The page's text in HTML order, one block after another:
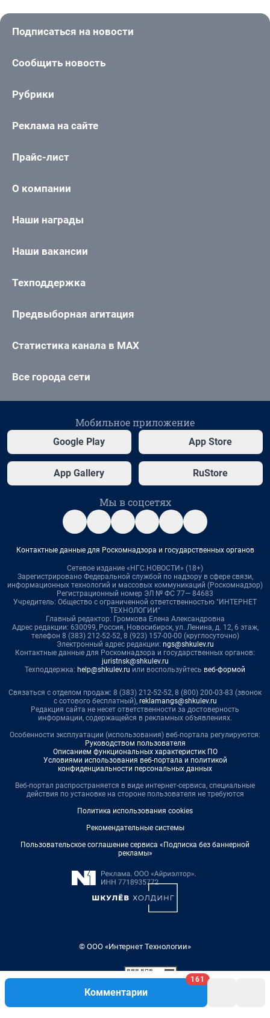
Комментарии
161
Подписаться на новости
Сообщить новость
Рубрики
Реклама на сайте
Прайс-лист
О компании
Наши награды
Наши вакансии
Техподдержка
Предвыборная агитация
Статистика канала в MAX
Все города сети
Мобильное приложение
Google Play App Store
App Gallery RuStore
Мы в соцсетях
Контактные данные для Роскомнадзора и государственных органов
Сетевое издание «НГС.НОВОСТИ» (18+)
Зарегистрировано Федеральной службой по надзору в сфере связи,
информационных технологий и массовых коммуникаций (Роскомнадзор)
Регистрационный номер ЭЛ № ФС 77— 84683
Учредитель: Общество с ограниченной ответственностью "ИНТЕРНЕТ
ТЕХНОЛОГИИ"
Главный редактор: Громкова Елена Александровна
Адрес редакции: 630099, Россия, Новосибирск, ул. Ленина, д. 12, 6 этаж,
телефон 8 (383) 212-52-52, 8 (923) 157-00-00 (круглосуточно)
Электронный адрес редакции: ngs@shkulev.ru
Контактные данные для Роскомнадзора и государственных органов:
juristnsk@shkulev.ru
Техподдержка: help@shkulev.ru или воспользуйтесь веб-формой
Связаться с отделом продаж: 8 (383) 212-52-52, 8 (800) 200-03-83 (звонок
с сотового бесплатный), reklamangs@shkulev.ru
Редакция сайта не несет ответственности за достоверность
информации, содержащейся в рекламных объявлениях.
Особенности эксплуатации (использования) веб-портала регулируются:
Руководством пользователя
Описанием функциональных характеристик ПО
Условиями использования веб-портала и политикой
конфиденциальности персональных данных
Веб-портал распространяется в виде интернет-сервиса, специальные
действия по установке на стороне пользователя не требуются
Политика использования cookies
Рекомендательные системы
Пользовательское соглашение сервиса «Подписка без баннерной
рекламы»
© ООО «Интернет Технологии»